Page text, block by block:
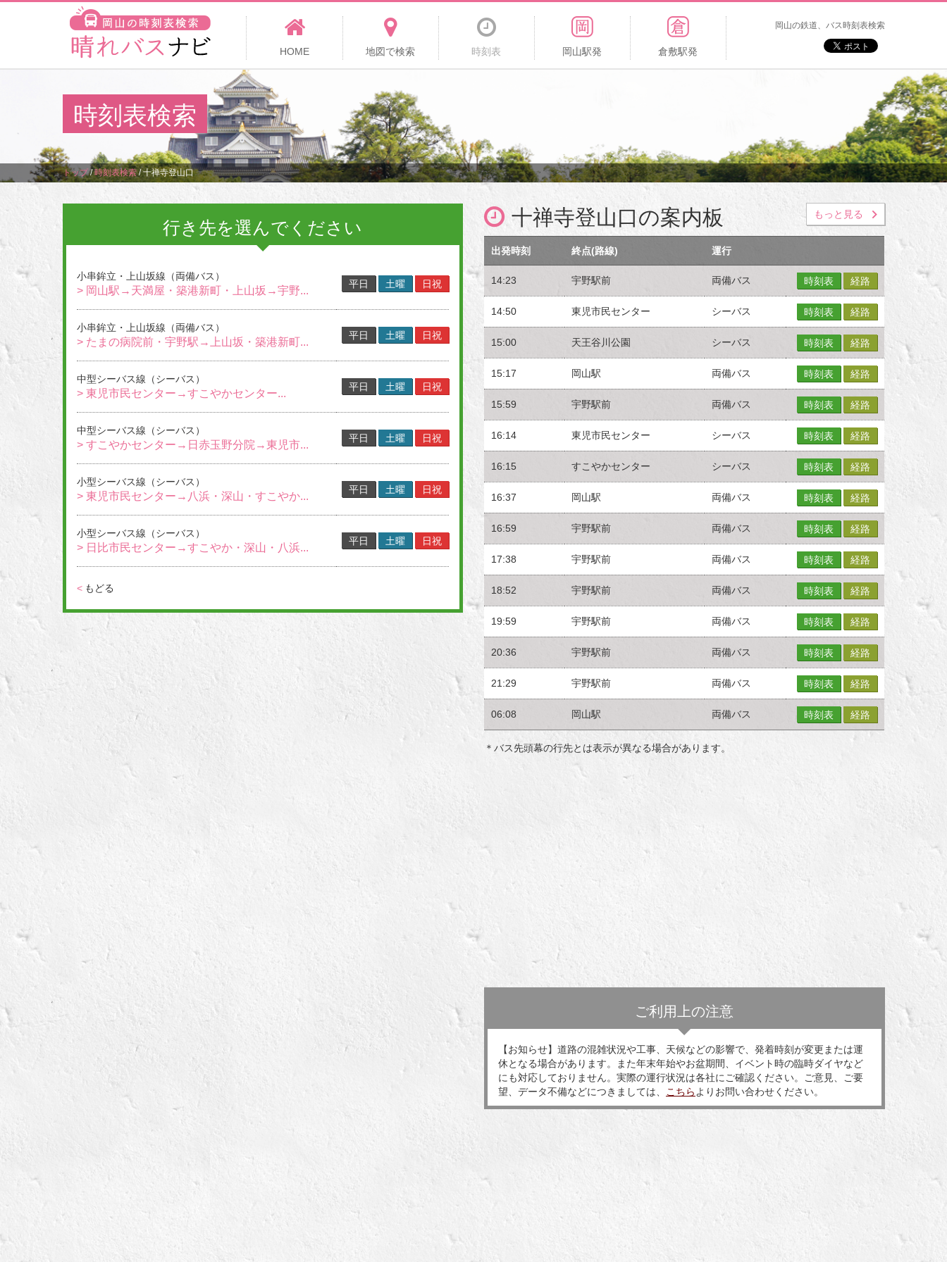
HOME 地図で検索 時刻表 岡山駅発 倉敷駅発
岡山の鉄道、バス時刻表検索
時刻表検索
トップ/時刻表検索/十禅寺登山口
行き先を選んでください
小串鉾立・上山坂線（両備バス）
> 岡山駅→天満屋・築港新町・上山坂→宇野...
平日 土曜 日祝
小串鉾立・上山坂線（両備バス）
> たまの病院前・宇野駅→上山坂・築港新町...
平日 土曜 日祝
中型シーバス線（シーバス）
> 東児市民センター→すこやかセンター...
平日 土曜 日祝
中型シーバス線（シーバス）
> すこやかセンター→日赤玉野分院→東児市...
平日 土曜 日祝
小型シーバス線（シーバス）
> 東児市民センター→八浜・深山・すこやか...
平日 土曜 日祝
小型シーバス線（シーバス）
> 日比市民センター→すこやか・深山・八浜...
平日 土曜 日祝
< もどる
十禅寺登山口の案内板 もっと見る
出発時刻 終点(路線) 運行
14:23 宇野駅前 両備バス 時刻表 経路
14:50 東児市民センター シーバス 時刻表 経路
15:00 天王谷川公園 シーバス 時刻表 経路
15:17 岡山駅 両備バス 時刻表 経路
15:59 宇野駅前 両備バス 時刻表 経路
16:14 東児市民センター シーバス 時刻表 経路
16:15 すこやかセンター シーバス 時刻表 経路
16:37 岡山駅 両備バス 時刻表 経路
16:59 宇野駅前 両備バス 時刻表 経路
17:38 宇野駅前 両備バス 時刻表 経路
18:52 宇野駅前 両備バス 時刻表 経路
19:59 宇野駅前 両備バス 時刻表 経路
20:36 宇野駅前 両備バス 時刻表 経路
21:29 宇野駅前 両備バス 時刻表 経路
06:08 岡山駅 両備バス 時刻表 経路
＊バス先頭幕の行先とは表示が異なる場合があります。
ご利用上の注意
【お知らせ】道路の混雑状況や工事、天候などの影響で、発着時刻が変更または運
休となる場合があります。また年末年始やお盆期間、イベント時の臨時ダイヤなど
にも対応しておりません。実際の運行状況は各社にご確認ください。ご意見、ご要
望、データ不備などにつきましては、
こちら よりお問い合わせください。